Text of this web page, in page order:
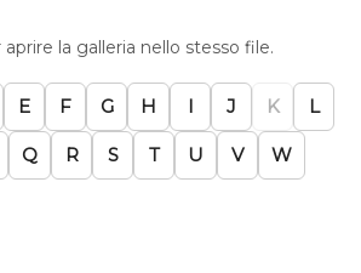
la galleria nello stesso file.
E F G H I J K L
Q R S T U V W